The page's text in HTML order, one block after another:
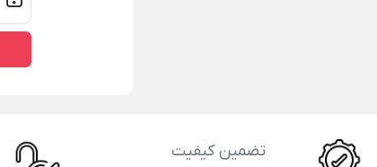
تضمین کیفیت